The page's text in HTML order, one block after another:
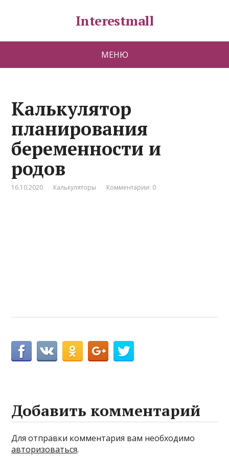
Interestmall
МЕНЮ
Калькулятор
планирования
беременности и
родов
16.10.2020 Калькуляторы Комментарии: 0
Добавить комментарий
Для отправки комментария вам необходимо
авторизоваться.